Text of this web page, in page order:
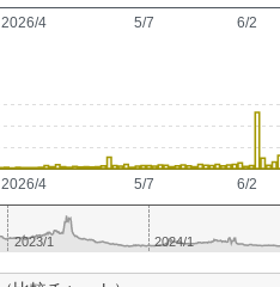
2026/4 5/7 6/2
2026/4 5/7 6/2
2023/1 2024/1